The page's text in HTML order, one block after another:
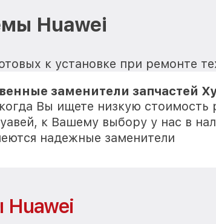
Huawei
к установке при ремонте
заменители запчастей
Вы ищете низкую стоимость
к Вашему выбору у нас в
надежные заменители
Huawei